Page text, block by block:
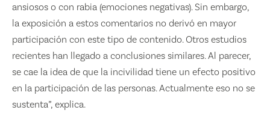
ansiosos o con rabia (emociones negativas). Sin embargo,
la exposición a estos comentarios no derivó en mayor
participación con este tipo de contenido. Otros estudios
recientes han llegado a conclusiones similares. Al parecer,
se cae la idea de que la incivilidad tiene un efecto positivo
en la participación de las personas. Actualmente eso no se
sustenta”, explica.